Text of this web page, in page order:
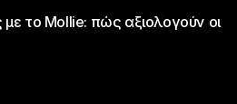
με το Mollie: πώς αξιολογούν οι